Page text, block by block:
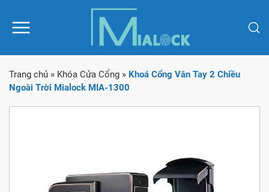
Trang chủ » Khóa Cửa Cổng » Khoá Cổng Vân Tay 2 Chiều
Ngoài Trời Mialock MIA-1300